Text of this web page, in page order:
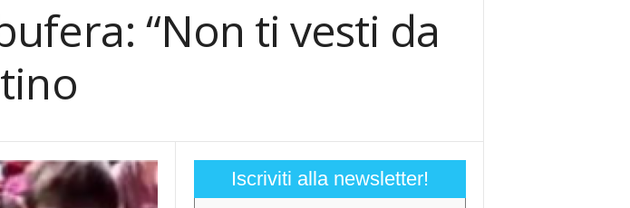
“Non ti vesti da
Iscriviti alla newsletter!